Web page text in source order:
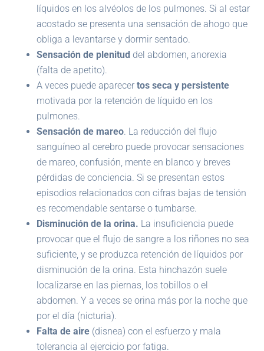
líquidos en los alvéolos de los pulmones. Si al estar
acostado se presenta una sensación de ahogo que
obliga a levantarse y dormir sentado.
Sensación de plenitud del abdomen, anorexia
(falta de apetito).
A veces puede aparecertos seca y persistente
motivada por la retención de líquido en los
pulmones.
Sensación de mareo. La reducción del flujo
sanguíneo al cerebro puede provocar sensaciones
de mareo, confusión, mente en blanco y breves
pérdidas de conciencia. Si se presentan estos
episodios relacionados con cifras bajas de tensión
es recomendable sentarse o tumbarse.
Disminución de la orina. La insuficiencia puede
provocar que el flujo de sangre a los riñones no sea
suficiente, y se produzca retención de líquidos por
disminución de la orina. Esta hinchazón suele
localizarse en las piernas, los tobillos o el
abdomen. Y a veces se orina más por la noche que
por el día (nicturia).
Falta de aire (disnea) con el esfuerzo y mala
tolerancia al ejercicio por fatiga.